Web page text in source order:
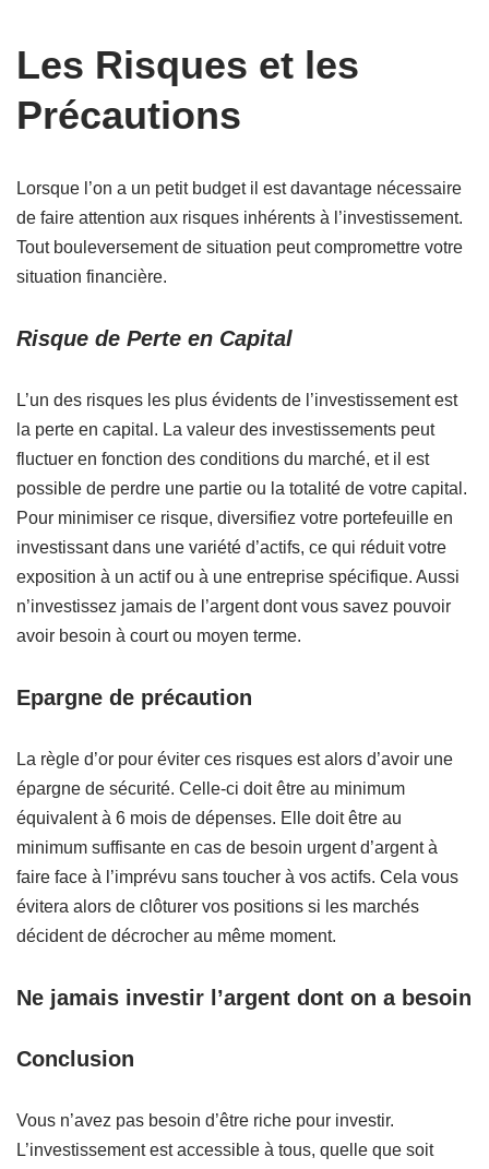
Les Risques et les
Précautions
Lorsque l’on a un petit budget il est davantage nécessaire
de faire attention aux risques inhérents à l’investissement.
Tout bouleversement de situation peut compromettre votre
situation financière.
Risque de Perte en Capital
L’un des risques les plus évidents de l’investissement est
la perte en capital. La valeur des investissements peut
fluctuer en fonction des conditions du marché, et il est
possible de perdre une partie ou la totalité de votre capital.
Pour minimiser ce risque, diversifiez votre portefeuille en
investissant dans une variété d’actifs, ce qui réduit votre
exposition à un actif ou à une entreprise spécifique. Aussi
n’investissez jamais de l’argent dont vous savez pouvoir
avoir besoin à court ou moyen terme.
Epargne de précaution
La règle d’or pour éviter ces risques est alors d’avoir une
épargne de sécurité. Celle-ci doit être au minimum
équivalent à 6 mois de dépenses. Elle doit être au
minimum suffisante en cas de besoin urgent d’argent à
faire face à l’imprévu sans toucher à vos actifs. Cela vous
évitera alors de clôturer vos positions si les marchés
décident de décrocher au même moment.
Ne jamais investir l’argent dont on a besoin
Conclusion
Vous n’avez pas besoin d’être riche pour investir.
L’investissement est accessible à tous, quelle que soit